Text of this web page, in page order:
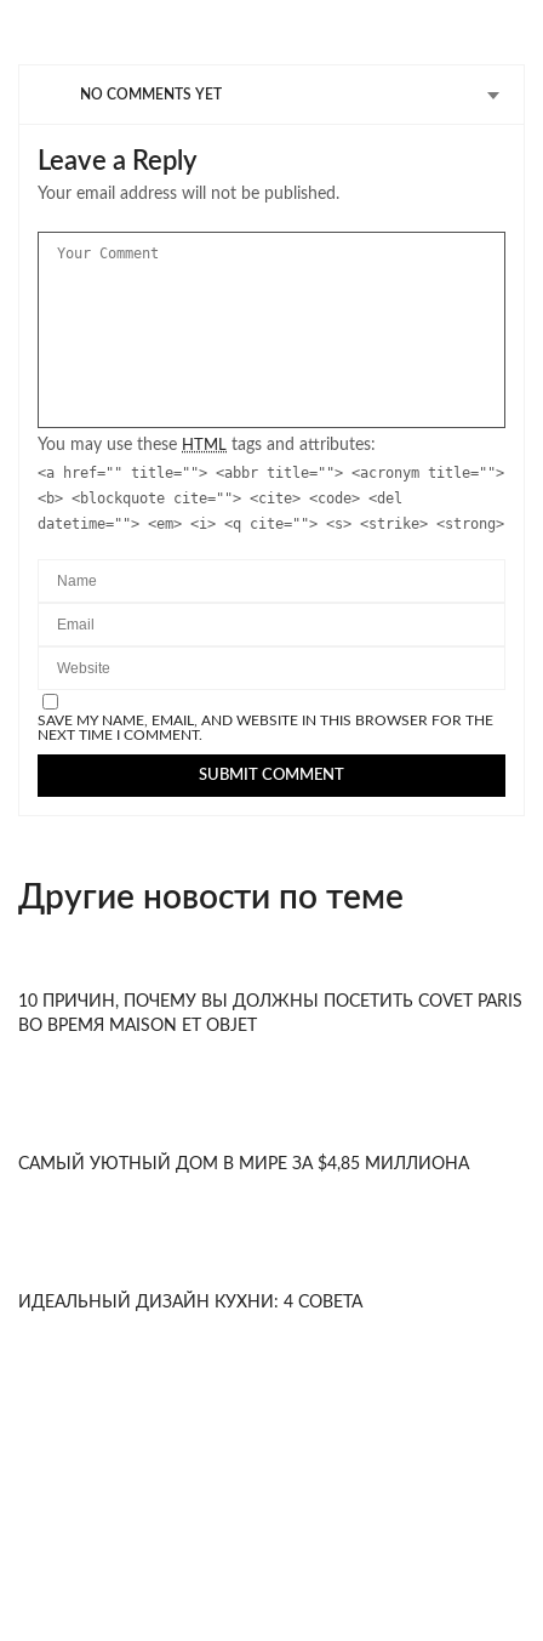
NO COMMENTS YET
Leave a Reply
Your email address will not be published.
You may use these HTML tags and attributes:
<a href="" title=""> <abbr title=""> <acronym title="">
<b> <blockquote cite=""> <cite> <code> <del
datetime=""> <em> <i> <q cite=""> <s> <strike> <strong>
SAVE MY NAME, EMAIL, AND WEBSITE IN THIS BROWSER FOR THE
NEXT TIME I COMMENT.
Другие новости по теме
10 ПРИЧИН, ПОЧЕМУ ВЫ ДОЛЖНЫ ПОСЕТИТЬ COVET PARIS
ВО ВРЕМЯ MAISON ET OBJET
САМЫЙ УЮТНЫЙ ДОМ В МИРЕ ЗА $4,85 МИЛЛИОНА
ИДЕАЛЬНЫЙ ДИЗАЙН КУХНИ: 4 СОВЕТА